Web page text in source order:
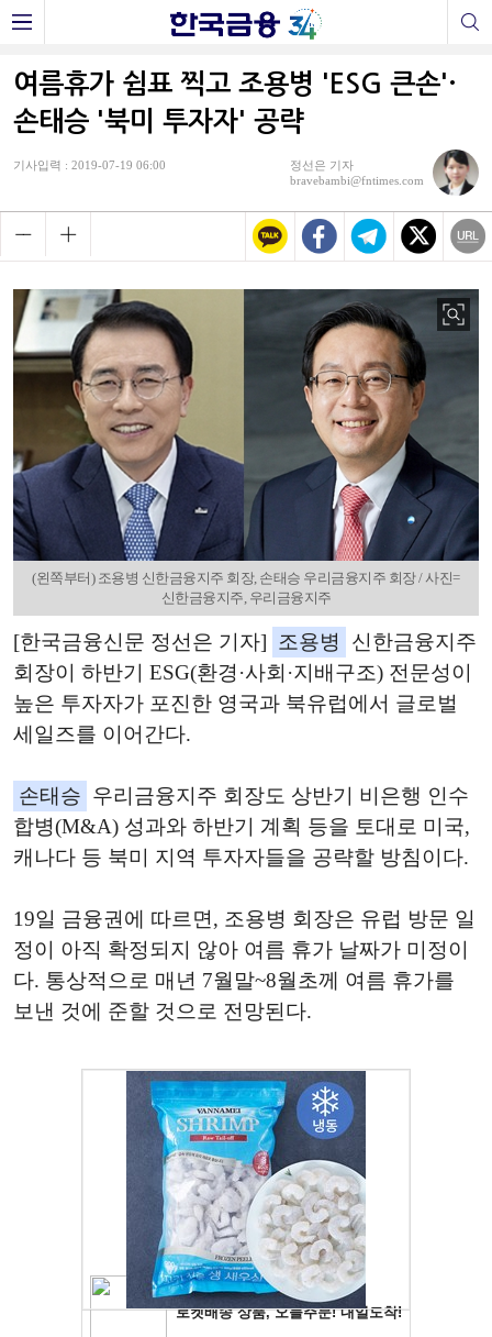
여름휴가 쉼표 찍고 조용병 'ESG 큰손'·
손태승 '북미 투자자' 공략
기사입력 : 2019-07-19 06:00
정선은 기자
bravebambi@fntimes.com
(왼쪽부터) 조용병 신한금융지주 회장, 손태승 우리금융지주 회장 / 사진=
신한금융지주, 우리금융지주
[한국금융신문 정선은 기자] 조용병
신한금융지주
회장이 하반기 ESG(환경·사회·지배구조) 전문성이
높은 투자자가 포진한 영국과 북유럽에서 글로벌
세일즈를 이어간다.
손태승 우리금융지주 회장도 상반기 비은행 인수
합병(M&A) 성과와 하반기 계획 등을 토대로 미국,
캐나다 등 북미 지역 투자자들을 공략할 방침이다.
19일 금융권에 따르면, 조용병 회장은 유럽 방문 일
정이 아직 확정되지 않아 여름 휴가 날짜가 미정이
다. 통상적으로 매년 7월말~8월초께 여름 휴가를
보낸 것에 준할 것으로 전망된다.